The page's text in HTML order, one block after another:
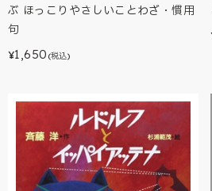
ぶ ほっこりやさしいことわざ・慣用
句
¥1,650 (税込)